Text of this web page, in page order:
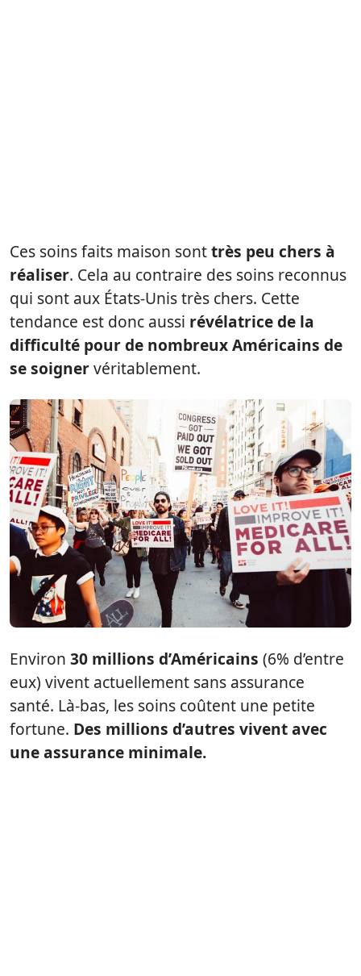
Ces soins faits maison sonttrès peu chers à
réaliser. Cela au contraire des soins reconnus
qui sont aux États-Unis très chers. Cette
tendance est donc aussi révélatrice de la
difficulté pour de nombreux Américains de
se soignervéritablement.
Environ 30 millions d’Américains (6% d’entre
eux) vivent actuellement sans assurance
santé. Là-bas, les soins coûtent une petite
fortune. Des millions d’autres vivent avec
une assurance minimale.